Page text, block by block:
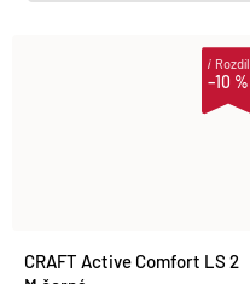
–10 %
iRozdíl
CRAFT Active Comfort LS 2